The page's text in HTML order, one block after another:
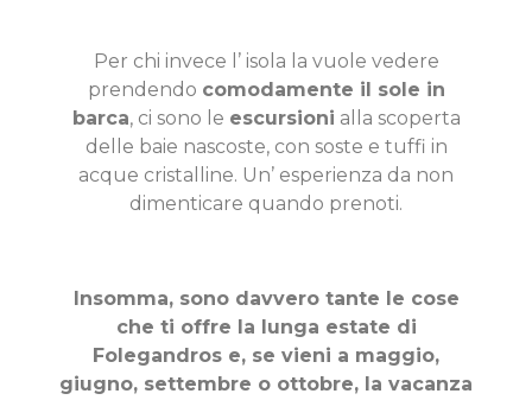
Per chi invece l’ isola la vuole vedere
prendendo comodamente il sole in
barca, ci sono le escursioni alla scoperta
delle baie nascoste, con soste e tuffi in
acque cristalline. Un’ esperienza da non
dimenticare quando prenoti.
Insomma, sono davvero tante le cose
che ti offre la lunga estate di
Folegandros e, se vieni a maggio,
giugno, settembre o ottobre, la vacanza